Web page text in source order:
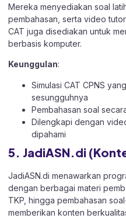
Mereka menyediakan soal
pembahasan, serta video
CAT juga disediakan untuk
berbasis komputer.
Keunggulan:
Simulasi CAT CPNS
sesungguhnya
Pembahasan soal
Dilengkapi dengan
dipahami
5. JadiASN.di
JadiASN.di menawarkan
dengan berbagai materi
TKP, hingga pembahasan
memberikan konten